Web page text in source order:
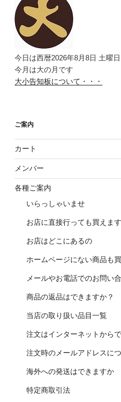
今日は西暦2026年8月8日 土曜日
今月は大の月です
大小告知板について・・・
ご案内
カート
メンバー
各種ご案内
いらっしゃいませ
お店に直接行っても買えま
お店はどこにあるの
ホームページにない商品も
メールやお電話でのお問い
商品の返品はできますか？
当店の取り扱い品目一覧
注文はインターネットから
注文時のメールアドレスに
海外への発送はできますか
特定商取引法